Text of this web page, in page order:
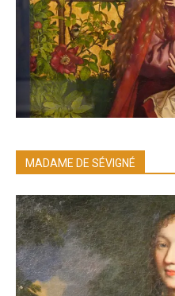
MADAME DE SÉVIGNÉ